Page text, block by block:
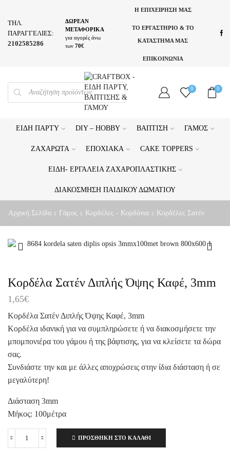
ΤΗΛ.
ΠΑΡΑΓΓΕΛΙΕΣ:
2102585286
ΔΩΡΕΑΝ
ΜΕΤΑΦΟΡΙΚΑ
για αγορές άνω
των 70€
Η ΕΠΙΧΕΙΡΗΣΗ ΜΑΣ
ΤΟ ΕΡΓΑΣΤΗΡΙΟ & ΤΟ
ΚΑΤΑΣΤΗΜΑ ΜΑΣ
ΕΠΙΚΟΙΝΩΝΙΑ
PRODUCTS
SEARCH
0 0
ΕΊΔΗ ΠΆΡΤΥ DIY – HOBBY ΒΆΠΤΙΣΗ ΓΆΜΟΣ
ΖΑΧΑΡΩΤΆ ΕΠΟΧΙΑΚΆ CAKE TOPPERS
ΕΊΔΗ- ΕΡΓΑΛΕΊΑ ΖΑΧΑΡΟΠΛΑΣΤΙΚΉΣ
ΔΙΑΚΌΣΜΗΣΗ ΠΑΙΔΙΚΟΎ ΔΩΜΑΤΊΟΥ
Αρχική Σελίδα Γάμος Κορδέλες - Κορδόνια Κορδέλες Σατέν
Κορδέλα Σατέν Διπλής Όψης Καφέ, 3mm
1,65€
Κορδέλα Σατέν Διπλής Όψης Καφέ, 3mm
Κορδέλα ιδανική για να συμπληρώσετε ή να διακοσμήσετε την
μπομπονιέρα του γάμου ή της βάφτισης, για να κλείσετε τα δώρα
σας.
Συνδιάστε την και με άλλες αποχρώσεις στην ίδια διάσταση ή σε
μεγαλύτερη!
Διάσταση 3mm
Μήκος: 100μέτρα
Κορδέλα
ΠΡΟΣΘΉΚΗ ΣΤΟ ΚΑΛΆΘΙ